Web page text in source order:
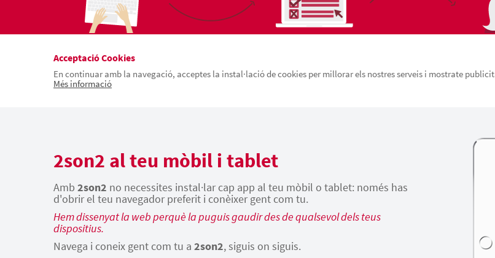
Acceptació Cookies
En continuar amb la navegació, acceptes la instal·lació de cookies per millorar els nostres serveis i mostrate
Més informació
2son2 al teu mòbil i tablet
Amb 2son2 no necessites instal·lar cap app al teu mòbil o tablet: només has
d'obrir el teu navegador preferit i conèixer gent com tu.
Hem dissenyat la web perquè la puguis gaudir des de qualsevol dels teus
dispositius.
Navega i coneix gent com tu a 2son2, siguis on siguis.